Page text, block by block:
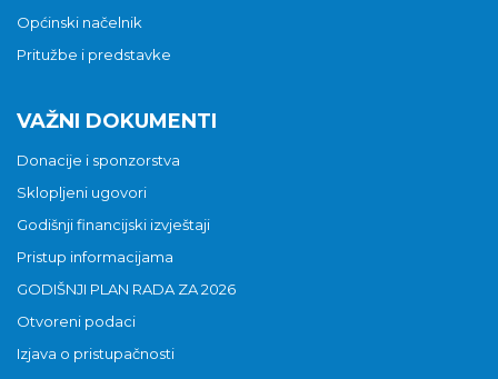
Općinski načelnik
Pritužbe i predstavke
VAŽNI DOKUMENTI
Donacije i sponzorstva
Sklopljeni ugovori
Godišnji financijski izvještaji
Pristup informacijama
GODIŠNJI PLAN RADA ZA 2026
Otvoreni podaci
Izjava o pristupačnosti